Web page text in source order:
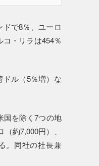
で8％、ユーロ
・リラは454％
ル（5％増）な
国を除く7つの地
約7,000円）、
。同社の社長兼